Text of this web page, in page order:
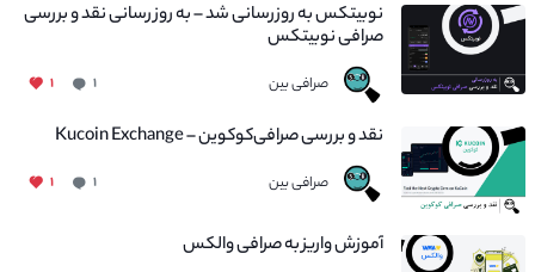
نوبیتکس به روزرسانی شد – به روز رسانی نقد و بررسی
صرافی نوبیتکس
صرافی بین ۱ ۱
نقد و بررسی صرافی‌کوکوین – Kucoin Exchange
صرافی بین ۱ ۱
آموزش واریز به صرافی والکس